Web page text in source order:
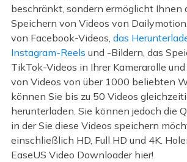
beschränkt, sondern ermöglicht Ihnen
Speichern von Videos von
von Facebook-Videos, das
Instagram-Reels und -Bildern, das
TikTok-Videos in Ihrer Kamerarolle
von Videos von über 1000 beliebten
können Sie bis zu 50 Videos
herunterladen. Sie können jedoch die
in der Sie diese Videos speichern
einschließlich HD, Full HD und 4K.
EaseUS Video Downloader hier!